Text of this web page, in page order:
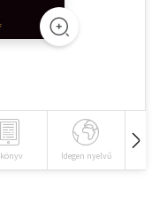
könyv Idegen nyelvű